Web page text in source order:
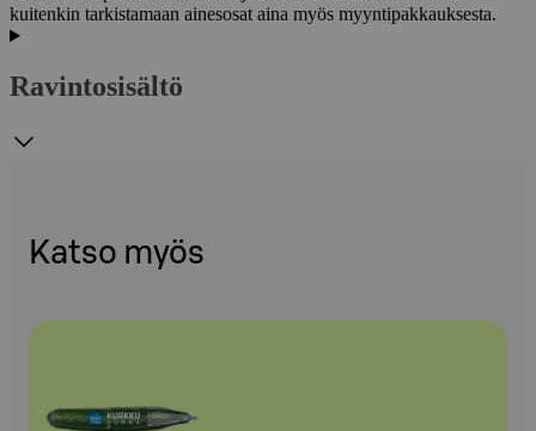
kuitenkin tarkistamaan ainesosat aina myös myyntipakkauksesta.
Ravintosisältö
Katso myös